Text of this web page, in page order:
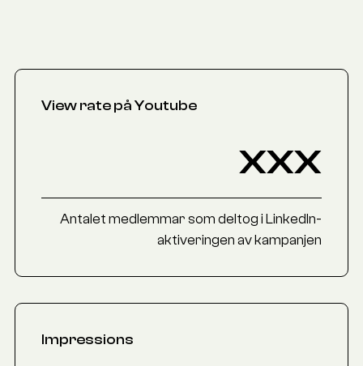
View rate på Youtube
xxx
Antalet medlemmar som deltog i LinkedIn-
aktiveringen av kampanjen
Impressions